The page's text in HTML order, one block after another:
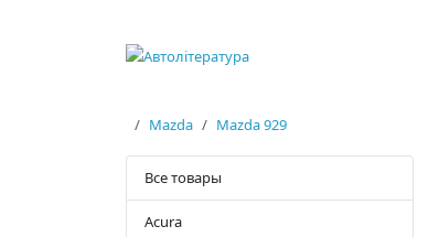
Mazda Mazda 929
Все товары
Acura